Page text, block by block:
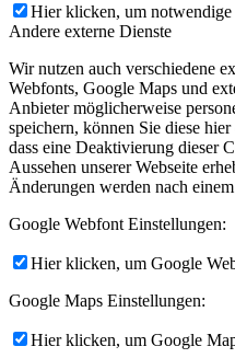
Hier klicken, um
Andere externe Dienste
Wir nutzen auch verschiedene
Webfonts, Google Maps und
Anbieter möglicherweise
speichern, können Sie diese
dass eine Deaktivierung dieser
Aussehen unserer Webseite
Änderungen werden nach
Google Webfont Einstellungen:
Hier klicken, um Google
Google Maps Einstellungen:
Hier klicken, um Google